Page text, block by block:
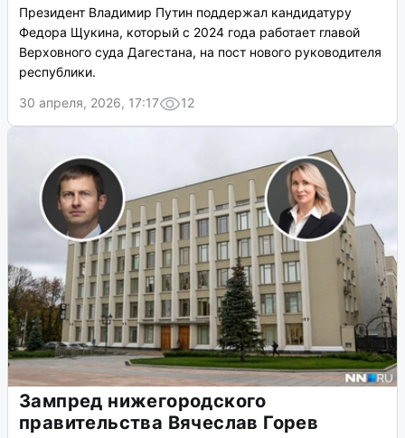
Президент Владимир Путин поддержал кандидатуру
Федора Щукина, который с 2024 года работает главой
Верховного суда Дагестана, на пост нового руководителя
республики.
30 апреля, 2026, 17:17
12
Зампред нижегородского
правительства Вячеслав Горев